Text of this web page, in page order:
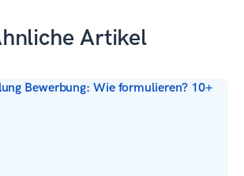
Artikel